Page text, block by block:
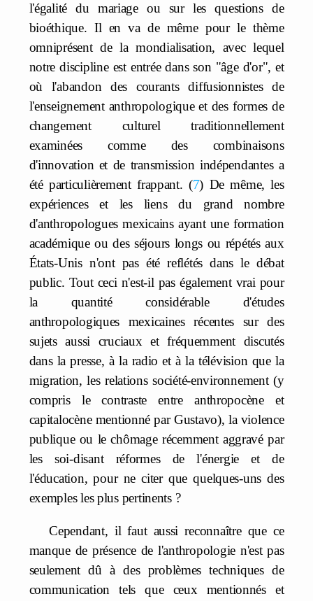
l'égalité du mariage ou sur les questions de
bioéthique. Il en va de même pour le thème
omniprésent de la mondialisation, avec lequel
notre discipline est entrée dans son "âge d'or", et
où l'abandon des courants diffusionnistes de
l'enseignement anthropologique et des formes de
changement culturel traditionnellement
examinées comme des combinaisons
d'innovation et de transmission indépendantes a
été particulièrement frappant.
7
De même, les
expériences et les liens du grand nombre
d'anthropologues mexicains ayant une formation
académique ou des séjours longs ou répétés aux
États-Unis n'ont pas été reflétés dans le débat
public. Tout ceci n'est-il pas également vrai pour
la quantité considérable d'études
anthropologiques mexicaines récentes sur des
sujets aussi cruciaux et fréquemment discutés
dans la presse, à la radio et à la télévision que la
migration, les relations société-environnement (y
compris le contraste entre anthropocène et
capitalocène mentionné par Gustavo), la violence
publique ou le chômage récemment aggravé par
les soi-disant réformes de l'énergie et de
l'éducation, pour ne citer que quelques-uns des
exemples les plus pertinents ?
Cependant, il faut aussi reconnaître que ce
manque de présence de l'anthropologie n'est pas
seulement dû à des problèmes techniques de
communication tels que ceux mentionnés et